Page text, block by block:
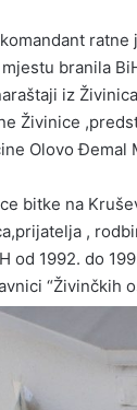
branila
iz
Živinice
Olovo Đemal
bitke na
,
od 1992. do
“Živinčkih